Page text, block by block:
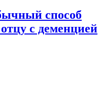
способ
с деменцией